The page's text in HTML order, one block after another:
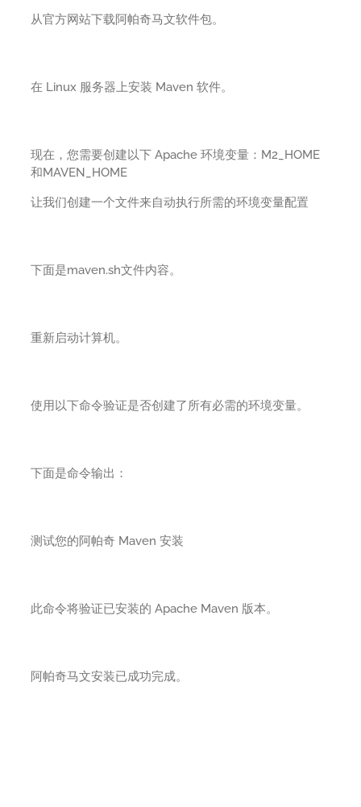
从官方网站下载阿帕奇马文软件包。
在 Linux 服务器上安装 Maven 软件。
现在，您需要创建以下 Apache 环境变量：M2_HOME
和MAVEN_HOME
让我们创建一个文件来自动执行所需的环境变量配置
下面是maven.sh文件内容。
重新启动计算机。
使用以下命令验证是否创建了所有必需的环境变量。
下面是命令输出：
测试您的阿帕奇 Maven 安装
此命令将验证已安装的 Apache Maven 版本。
阿帕奇马文安装已成功完成。